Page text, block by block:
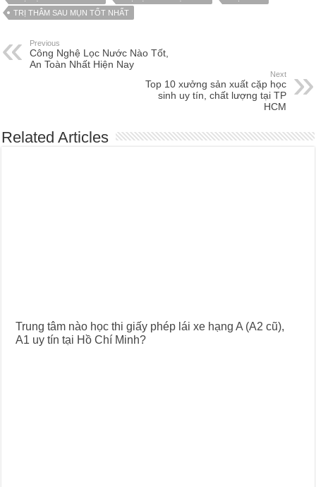
TRỊ THÂM SAU MỤN TỐT NHẤT
Previous
Công Nghệ Lọc Nước Nào Tốt,
An Toàn Nhất Hiện Nay
Next
Top 10 xưởng sản xuất cặp học
sinh uy tín, chất lượng tại TP
HCM
Related Articles
Trung tâm nào học thi giấy phép lái xe hạng A (A2 cũ),
A1 uy tín tại Hồ Chí Minh?